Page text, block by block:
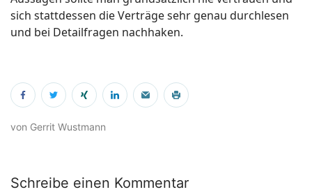
sich stattdessen die Verträge sehr genau durchlesen
und bei Detailfragen nachhaken.
von Gerrit Wustmann
Schreibe einen Kommentar